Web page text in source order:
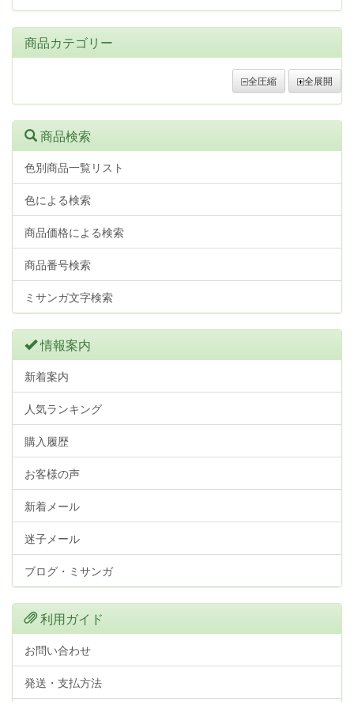
商品カテゴリー
全圧縮 全展開
商品検索
色別商品一覧リスト
色による検索
商品価格による検索
商品番号検索
ミサンガ文字検索
情報案内
新着案内
人気ランキング
購入履歴
お客様の声
新着メール
迷子メール
ブログ・ミサンガ
利用ガイド
お問い合わせ
発送・支払方法